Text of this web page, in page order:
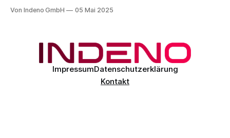
Microsoft Teams – sowie für Teams Enterprise-Lizenzen
vereinfachte Lizenzverwaltung ermöglichen. Unternehmen
Von Indeno GmbH 05 Mai 2025
ImpressumDatenschutzerklärung
Kontakt